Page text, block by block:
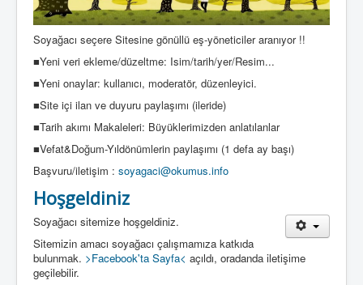
Soyağacı seçere Sitesine gönüllü eş-yöneticiler aranıyor !!
■Yeni veri ekleme/düzeltme: Isim/tarih/yer/Resim...
■Yeni onaylar: kullanıcı, moderatör, düzenleyici.
■Site içi ilan ve duyuru paylaşımı (ileride)
■Tarih akımı Makaleleri: Büyüklerimizden anlatılanlar
■Vefat&Doğum-Yıldönümlerin paylaşımı (1 defa ay başı)
Başvuru/iletişim : soyagaci@okumus.info
Hoşgeldiniz
Soyağacı sitemize hoşgeldiniz.
Sitemizin amacı soyağacı çalışmamıza katkıda
bulunmak. >Facebook'ta Sayfa< açıldı, oradanda iletişime
geçilebilir.